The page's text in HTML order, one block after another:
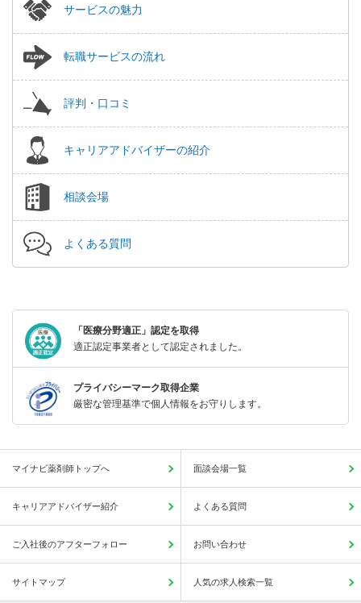
サービスの魅力
転職サービスの流れ
評判・口コミ
キャリアアドバイザーの紹介
相談会場
よくある質問
「医療分野適正」認定を取得
適正認定事業者として認定されました。
プライバシーマーク取得企業
厳密な管理基準で個人情報をお守りします。
マイナビ薬剤師トップへ 面談会場一覧
キャリアアドバイザー紹介 よくある質問
ご入社後のアフターフォロー お問い合わせ
サイトマップ 人気の求人検索一覧